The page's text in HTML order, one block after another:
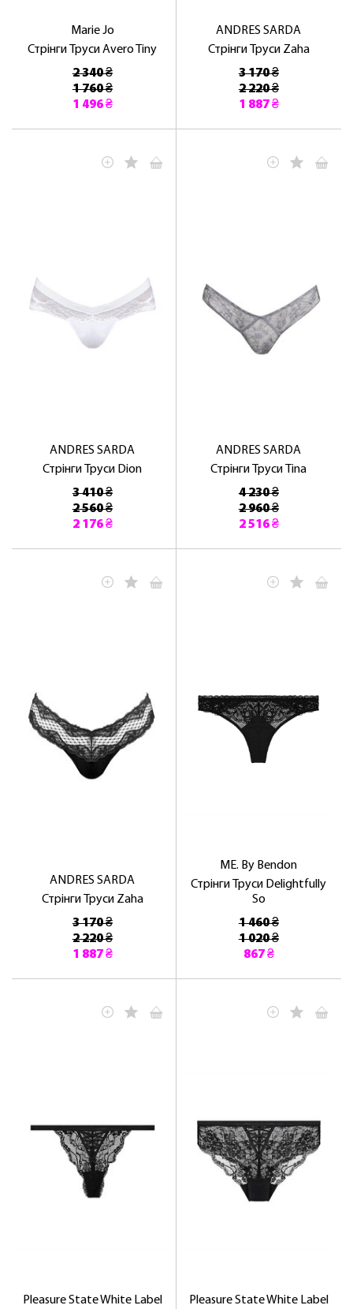
Marie Jo
Стрінги Труси Avero Tiny
2 340 ₴
1 760 ₴
1 496 ₴
ANDRES SARDA
Стрінги Труси Zaha
3 170 ₴
2 220 ₴
1 887 ₴
ANDRES SARDA
Стрінги Труси Dion
3 410 ₴
2 560 ₴
2 176 ₴
ANDRES SARDA
Стрінги Труси Tina
4 230 ₴
2 960 ₴
2 516 ₴
ANDRES SARDA
Стрінги Труси Zaha
3 170 ₴
2 220 ₴
1 887 ₴
ME. By Bendon
Стрінги Труси Delightfully
So
1 460 ₴
1 020 ₴
867 ₴
Pleasure State White Label
Pleasure State White Label